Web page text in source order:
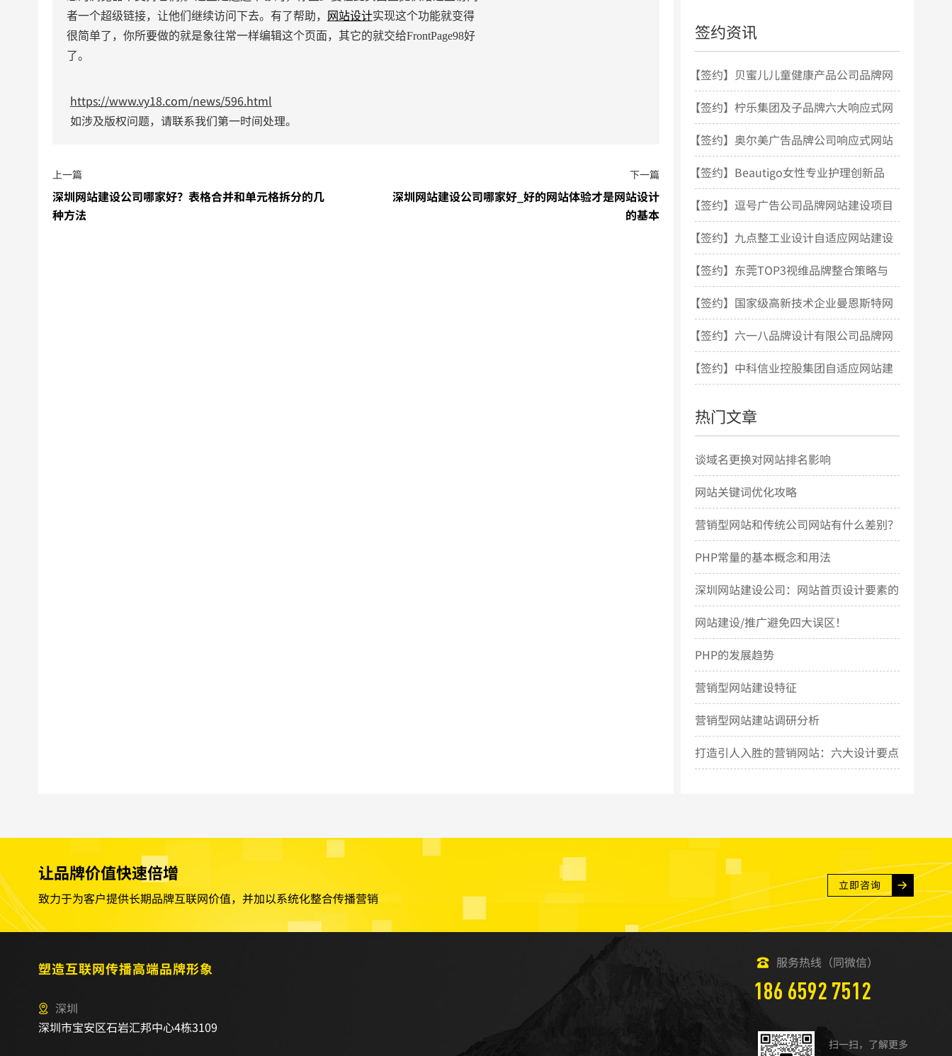
者一个超级链接，让他们继续访问下去。有了帮助，
网站设计实现这个功能就变得
很简单了，你所要做的就是象往常一样编辑这个页面，其它的就交给FrontPage98好
了。
https://www.vy18.com/news/596.html
如涉及版权问题，请联系我们第一时间处理。
上一篇
深圳网站建设公司哪家好？表格合并和单元格拆分的几
种方法
下一篇
深圳网站建设公司哪家好_好的网站体验才是网站设计
的基本
签约资讯
【签约】贝蜜儿儿童健康产品公司品牌网
站设计项目开发
【签约】柠乐集团及子品牌六大响应式网
站建设项目
【签约】奥尔美广告品牌公司响应式网站
建设项目
【签约】Beautigo女性专业护理创新品
牌网站建设项目
【签约】逗号广告公司品牌网站建设项目
【签约】九点整工业设计自适应网站建设
项目
【签约】东莞TOP3视维品牌整合策略与
设计机构网站建设
【签约】国家级高新技术企业曼恩斯特网
站建设项目
【签约】六一八品牌设计有限公司品牌网
站建设项目
【签约】中科信业控股集团自适应网站建
热门文章
谈域名更换对网站排名影响
网站关键词优化攻略
营销型网站和传统公司网站有什么差别？
PHP常量的基本概念和用法
深圳网站建设公司：网站首页设计要素的
几点简要说明
网站建设/推广避免四大误区！
PHP的发展趋势
营销型网站建设特征
营销型网站建站调研分析
打造引人入胜的营销网站：六大设计要点
让品牌价值快速倍增
致力于为客户提供长期品牌互联网价值，并加以系统化整合传播营销
立即咨询
塑造互联网传播高端品牌形象 服务热线（同微信）
186 6592 7512
深圳
深圳市宝安区石岩汇邦中心4栋3109
扫一扫，了解更多